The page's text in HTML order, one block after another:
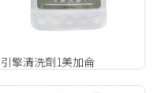
引擎清洗劑1美加侖